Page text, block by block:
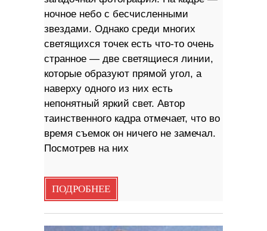
ночное небо с бесчисленными
звездами. Однако среди многих
светящихся точек есть что-то очень
странное — две светящиеся линии,
которые образуют прямой угол, а
наверху одного из них есть
непонятный яркий свет. Автор
таинственного кадра отмечает, что во
время съемок он ничего не замечал.
Посмотрев на них
ПОДРОБНЕЕ